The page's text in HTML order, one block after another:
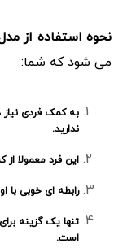
نحوه استفاده از
می شود که شما:
به کمک فردی
ندارید.
این فرد معمولا
رابطه ای خوبی با
تنها یک گزینه
است.